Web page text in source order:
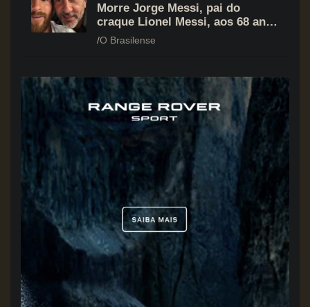
Morre Jorge Messi, pai do
craque Lionel Messi, aos 68 anos
na Argentina
O Brasilense